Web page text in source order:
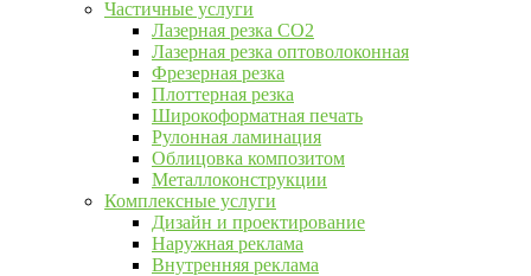
Частичные услуги
Лазерная резка CO2
Лазерная резка оптоволоконная
Фрезерная резка
Плоттерная резка
Широкоформатная печать
Рулонная ламинация
Облицовка композитом
Металлоконструкции
Комплексные услуги
Дизайн и проектирование
Наружная реклама
Внутренняя реклама